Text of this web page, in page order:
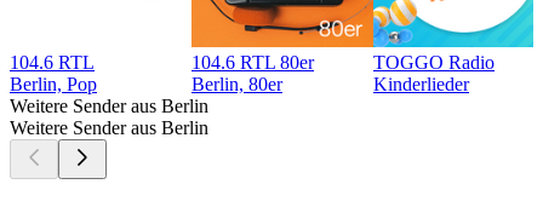
104.6 RTL
Berlin, Pop
104.6 RTL 80er
Berlin, 80er
TOGGO Radio
Kinderlieder
Weitere Sender aus Berlin
Weitere Sender aus Berlin